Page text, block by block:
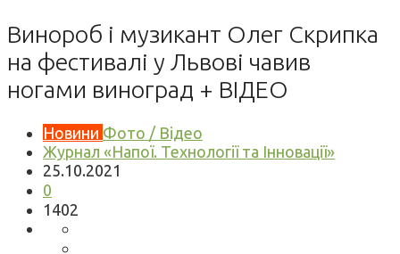
Винороб і музикант Олег Скрипка
на фестивалі у Львові чавив
ногами виноград + ВІДЕО
Новини Фото / Відео
Журнал «Напої. Технології та Інновації»
25.10.2021
0
1402